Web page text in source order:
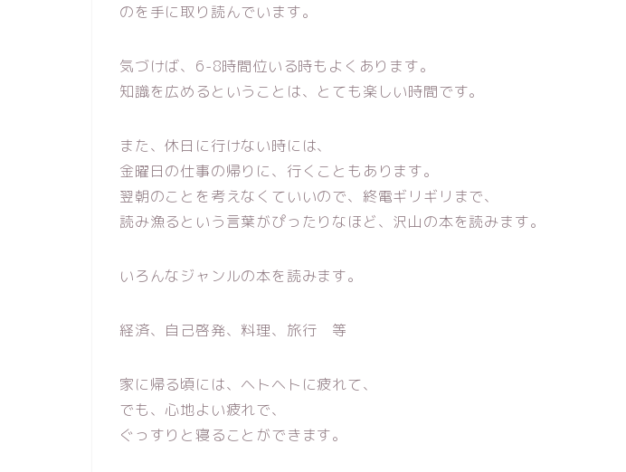
のを手に取り読んでいます。
気づけば、6-8時間位いる時もよくあります。
知識を広めるということは、とても楽しい時間です。
また、休日に行けない時には、
金曜日の仕事の帰りに、行くこともあります。
翌朝のことを考えなくていいので、終電ギリギリまで、
読み漁るという言葉がぴったりなほど、沢山の本を読みます。
いろんなジャンルの本を読みます。
経済、自己啓発、料理、旅行 等
家に帰る頃には、ヘトヘトに疲れて、
でも、心地よい疲れで、
ぐっすりと寝ることができます。